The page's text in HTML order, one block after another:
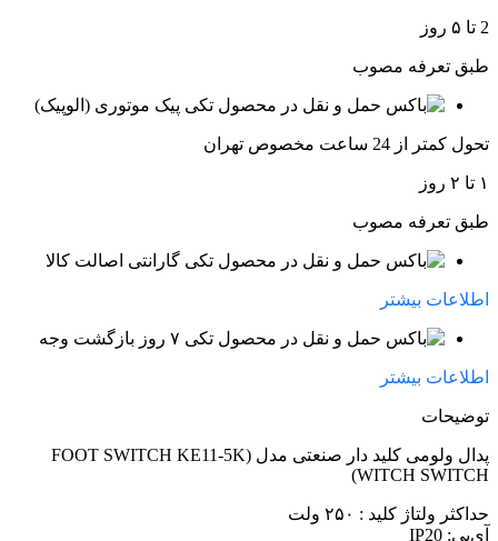
2 تا ۵ روز
طبق تعرفه مصوب
پیک موتوری (الوپیک)
تحول کمتر از 24 ساعت مخصوص تهران
۱ تا ۲ روز
طبق تعرفه مصوب
گارانتی اصالت کالا
اطلاعات بیشتر
۷ روز بازگشت وجه
اطلاعات بیشتر
توضیحات
پدال ولومی کلید دار صنعتی مدل (FOOT SWITCH KE11-5K
WITCH SWITCH)
حداکثر ولتاژ کلید : ۲۵۰ ولت
آی‌پی: IP20